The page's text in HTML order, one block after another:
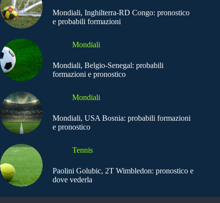
Mondiali, Inghilterra-RD Congo: pronostico
e probabili formazioni
Mondiali
Mondiali, Belgio-Senegal: probabili
formazioni e pronostico
Mondiali
Mondiali, USA Bosnia: probabili formazioni
e pronostico
Tennis
Paolini Golubic, 2T Wimbledon: pronostico e
dove vederla